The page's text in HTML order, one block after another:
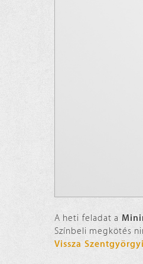
A heti feladat a
Színbeli megkötés
Vissza